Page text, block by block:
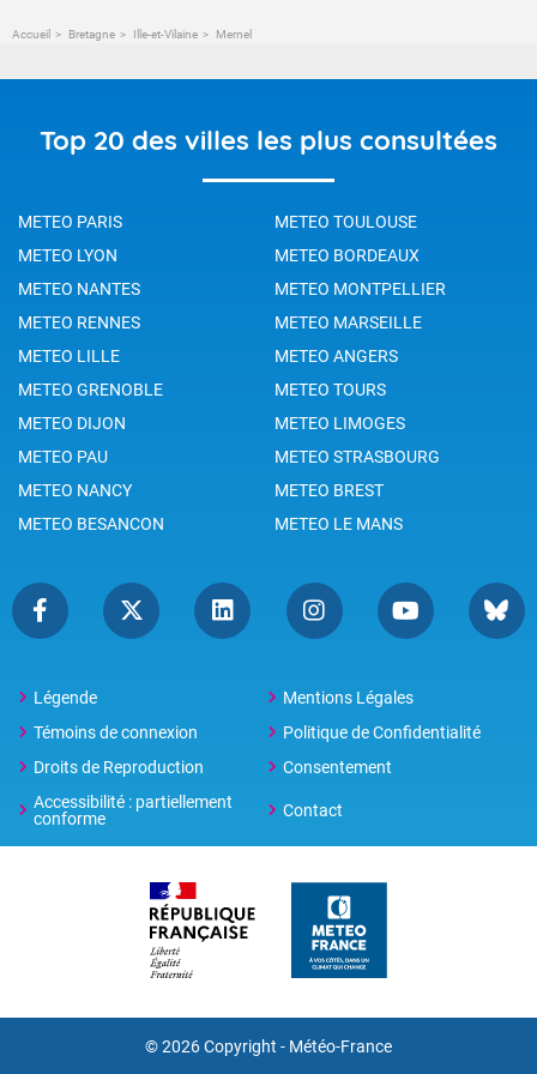
Accueil Bretagne Ille-et-Vilaine Mernel
Top 20 des villes les plus consultées
METEO PARIS
METEO TOULOUSE
METEO LYON
METEO BORDEAUX
METEO NANTES
METEO MONTPELLIER
METEO RENNES
METEO MARSEILLE
METEO LILLE
METEO ANGERS
METEO GRENOBLE
METEO TOURS
METEO DIJON
METEO LIMOGES
METEO PAU
METEO STRASBOURG
METEO NANCY
METEO BREST
METEO BESANCON
METEO LE MANS
Légende
Mentions Légales
Témoins de connexion
Politique de Confidentialité
Droits de Reproduction
Consentement
Accessibilité : partiellement
conforme
Contact
© 2026 Copyright - Météo-France